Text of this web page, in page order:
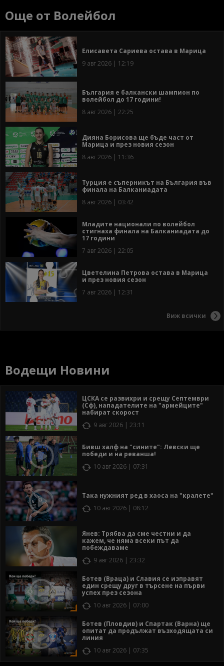
Още от Волейбол
Елисавета Сариева остава в Марица
9 авг 2026 | 12:19
България е балкански шампион по
волейбол до 17 години!
8 авг 2026 | 22:25
Дияна Борисова ще бъде част от
Марица и през новия сезон
8 авг 2026 | 11:36
Турция е съперникът на България във
финала на Балканиадата
8 авг 2026 | 03:42
Младите национали по волейбол
стигнаха финала на Балканиадата до
17 години
7 авг 2026 | 22:05
Цветелина Петрова остава в Марица
и през новия сезон
7 авг 2026 | 12:31
Виж всички
Водещи Новини
ЦСКА се развихри и срещу Септември
(Сф), нападателите на "армейците"
набират скорост
9 авг 2026 | 23:11
Бивш халф на "сините": Левски ще
победи и на реванша!
10 авг 2026 | 07:31
Така нужният ред в хаоса на "кралете"
10 авг 2026 | 08:12
Янев: Трябва да сме честни и да
кажем, че няма всеки път да
побеждаваме
9 авг 2026 | 23:32
Ботев (Враца) и Славия се изправят
един срещу друг в търсене на първи
успех през сезона
10 авг 2026 | 07:00
Ботев (Пловдив) и Спартак (Варна) ще
опитат да продължат възходящата си
линия
10 авг 2026 | 07:35